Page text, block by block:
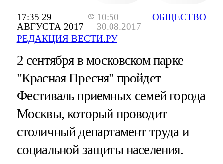
17:35 29
АВГУСТА 2017
10:50
30.08.2017
РЕДАКЦИЯ ВЕСТИ.РУ
ОБЩЕСТВО
2 сентября в московском парке
"Красная Пресня" пройдет
Фестиваль приемных семей города
Москвы, который проводит
столичный департамент труда и
социальной защиты населения.